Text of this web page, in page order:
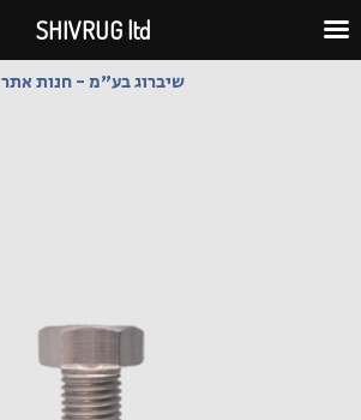
לתוכן
שיברוג בע"מ - חנות אתר
SHIVRUG ltd